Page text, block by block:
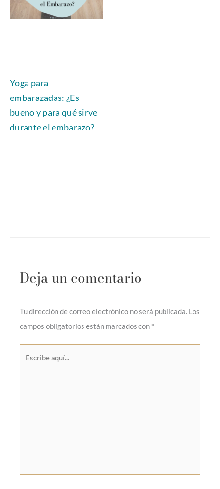
Yoga para
embarazadas: ¿Es
bueno y para qué sirve
durante el embarazo?
Deja un comentario
Tu dirección de correo electrónico no será publicada. Los
campos obligatorios están marcados con *